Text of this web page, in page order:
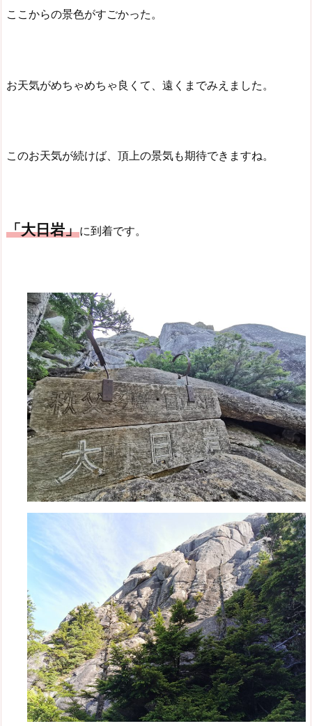
ここからの景色がすごかった。
お天気がめちゃめちゃ良くて、遠くまでみえました。
このお天気が続けば、頂上の景気も期待できますね。
「大日岩」に到着です。